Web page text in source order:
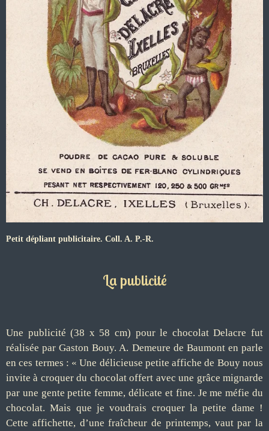
Petit dépliant publicitaire. Coll. A. P.-R.
La publicité
Une publicité (38 x 58 cm) pour le chocolat Delacre fut
réalisée par Gaston Bouy. A. Demeure de Baumont en parle
en ces termes : « Une délicieuse petite affiche de Bouy nous
invite à croquer du chocolat offert avec une grâce mignarde
par une gente petite femme, délicate et fine. Je me méfie du
chocolat. Mais que je voudrais croquer la petite dame !
Cette affichette, d’une fraîcheur de printemps, vaut par la